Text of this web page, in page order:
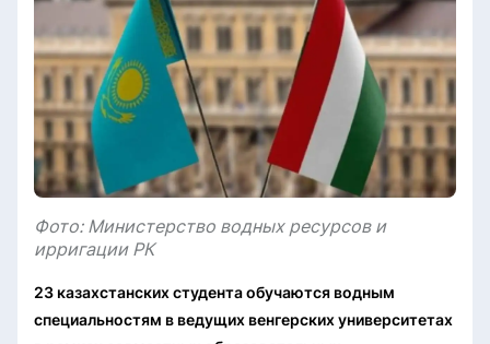
Фото: Министерство водных ресурсов и
ирригации РК
23 казахстанских студента обучаются водным
специальностям в ведущих венгерских университетах